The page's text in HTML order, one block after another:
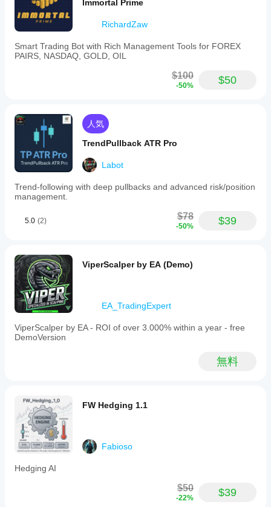
Immortal Prime
RichardZaw
Smart Trading Bot with Rich Management Tools for FOREX
PAIRS, NASDAQ, GOLD, OIL
$100
-50% $50
人気
TrendPullback ATR Pro
Labot
Trend-following with deep pullbacks and advanced risk/position
management.
5.0 (2) $78
-50% $39
ViperScalper by EA (Demo)
EA_TradingExpert
ViperScalper by EA - ROI of over 3.000% within a year - free
DemoVersion
無料
FW Hedging 1.1
Fabioso
Hedging AI
$50
-22% $39